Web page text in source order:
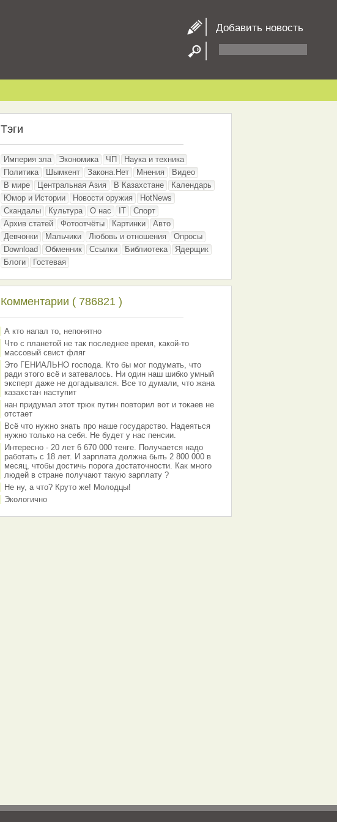
Добавить новость
Тэги
Империя зла Экономика ЧП
Наука и техника
Политика
Шымкент Закона.Нет Мнения
Видео
В мире
Центральная Азия В Казахстане
Календарь
Юмор и Истории
Новости оружия
HotNews
Скандалы
Культура О нас IT
Спорт
Архив статей
Фотоотчёты Картинки
Авто
Девчонки
Мальчики Любовь и отношения
Опросы
Download
Обменник Ссылки Библиотека
Ядерщик
Блоги
Гостевая
Комментарии ( 786821 )
А кто напал то, непонятно
Что с планетой не так последнее время, какой-то
массовый свист фляг
Это ГЕНИАЛЬНО господа. Кто бы мог подумать, что
ради этого всё и затевалось. Ни один наш шибко умный
эксперт даже не догадывался. Все то думали, что жана
казахстан наступит
нан придумал этот трюк путин повторил вот и токаев не
отстает
Всё что нужно знать про наше государство. Надеяться
нужно только на себя. Не будет у нас пенсии.
Интересно - 20 лет 6 670 000 тенге. Получается надо
работать с 18 лет. И зарплата должна быть 2 800 000 в
месяц, чтобы достичь порога достаточности. Как много
людей в стране получают такую зарплату ?
Не ну, а что? Круто же! Молодцы!
Экологично